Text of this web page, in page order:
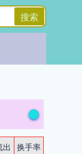
搜索
出
换手率